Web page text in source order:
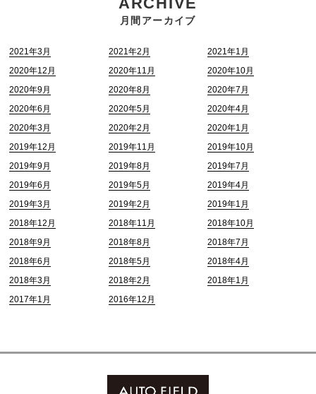
月間アーカイブ
2021年3月 2021年2月
2021年1月
2020年12月
2020年11月
2020年10月
2020年9月
2020年8月
2020年7月
2020年6月
2020年5月
2020年4月
2020年3月
2020年2月
2020年1月
2019年12月
2019年11月
2019年10月
2019年9月
2019年8月
2019年7月
2019年6月
2019年5月
2019年4月
2019年3月
2019年2月
2019年1月
2018年12月
2018年11月
2018年10月
2018年9月
2018年8月
2018年7月
2018年6月
2018年5月
2018年4月
2018年3月
2018年2月
2018年1月
2017年1月
2016年12月